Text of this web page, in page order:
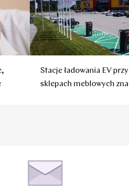
Stacje ładowania EV przy
sklepach meblowych